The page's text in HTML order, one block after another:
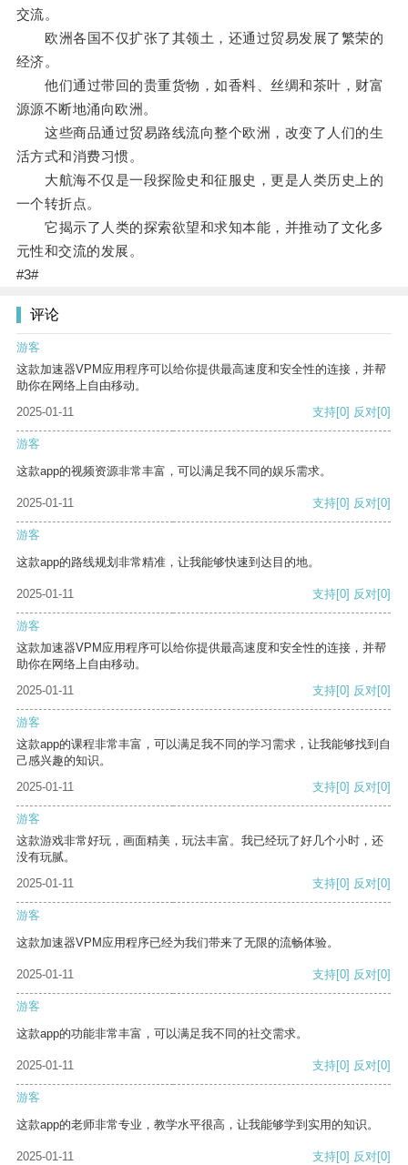
交流。
欧洲各国不仅扩张了其领土，还通过贸易发展了繁荣的
经济。
他们通过带回的贵重货物，如香料、丝绸和茶叶，财富
源源不断地涌向欧洲。
这些商品通过贸易路线流向整个欧洲，改变了人们的生
活方式和消费习惯。
大航海不仅是一段探险史和征服史，更是人类历史上的
一个转折点。
它揭示了人类的探索欲望和求知本能，并推动了文化多
元性和交流的发展。
#3#
评论
游客
这款加速器VPM应用程序可以给你提供最高速度和安全性的连接，并帮
助你在网络上自由移动。
2025-01-11
支持[0] 反对[0]
游客
这款app的视频资源非常丰富，可以满足我不同的娱乐需求。
2025-01-11 支持[0] 反对[0]
游客
这款app的路线规划非常精准，让我能够快速到达目的地。
2025-01-11 支持[0] 反对[0]
游客
这款加速器VPM应用程序可以给你提供最高速度和安全性的连接，并帮
助你在网络上自由移动。
2025-01-11
支持[0] 反对[0]
游客
这款app的课程非常丰富，可以满足我不同的学习需求，让我能够找到自
己感兴趣的知识。
2025-01-11
支持[0] 反对[0]
游客
这款游戏非常好玩，画面精美，玩法丰富。我已经玩了好几个小时，还
没有玩腻。
2025-01-11
支持[0] 反对[0]
游客
这款加速器VPM应用程序已经为我们带来了无限的流畅体验。
2025-01-11 支持[0] 反对[0]
游客
这款app的功能非常丰富，可以满足我不同的社交需求。
2025-01-11 支持[0] 反对[0]
游客
这款app的老师非常专业，教学水平很高，让我能够学到实用的知识。
2025-01-11 支持[0] 反对[0]